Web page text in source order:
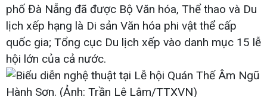
phố Đà Nẵng đã được Bộ Văn hóa, Thể thao và Du
lịch xếp hạng là Di sản Văn hóa phi vật thể cấp
quốc gia; Tổng cục Du lịch xếp vào danh mục 15 lễ
hội lớn của cả nước.